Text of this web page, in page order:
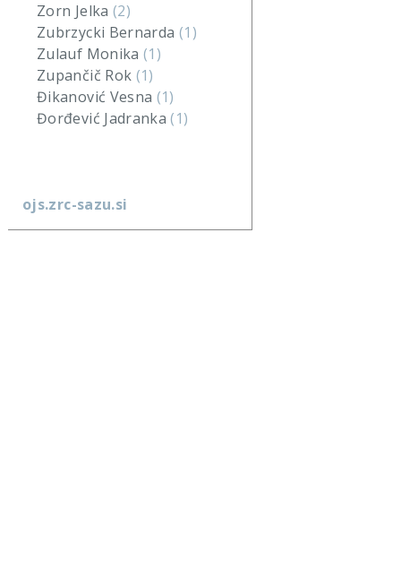
Zorn Jelka (2)
Zubrzycki Bernarda (1)
Zulauf Monika(1)
Zupančič Rok (1)
Đikanović Vesna (1)
Đorđević Jadranka(1)
ojs.zrc-sazu.si